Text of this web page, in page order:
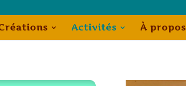
Activités À propos